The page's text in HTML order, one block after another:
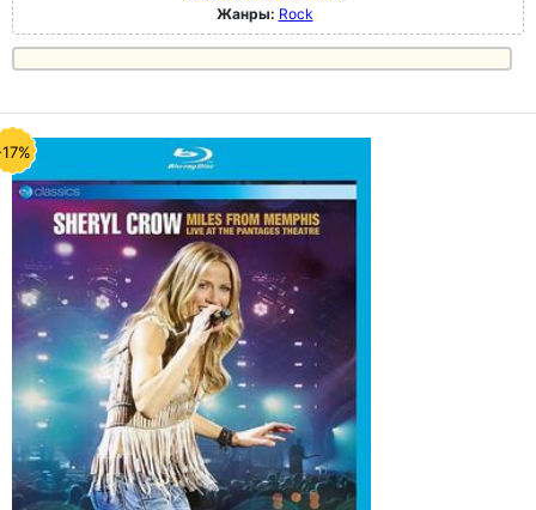
Жанры: Rock